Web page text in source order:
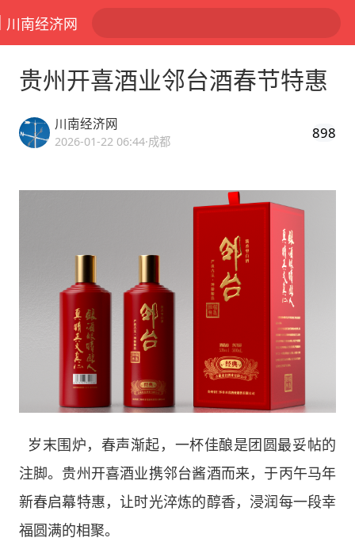
川南经济网
贵州开喜酒业邻台酒春节特惠
川南经济网
2026-01-22 06:44·成都 898
岁末围炉，春声渐起，一杯佳酿是团圆最妥帖的
注脚。贵州开喜酒业携邻台酱酒而来，于丙午马年
新春启幕特惠，让时光淬炼的醇香，浸润每一段幸
福圆满的相聚。